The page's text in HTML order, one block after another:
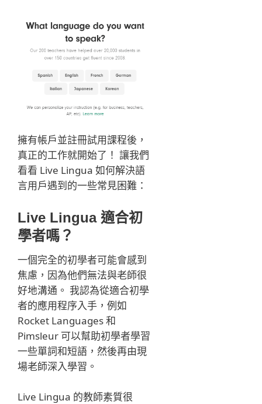
擁有帳戶並註冊試用課程後，
真正的工作就開始了！ 讓我們
看看 Live Lingua 如何解決語
言用戶遇到的一些常見困難：
Live Lingua 適合初
學者嗎？
一個完全的初學者可能會感到
焦慮，因為他們無法與老師很
好地溝通。 我認為從適合初學
者的應用程序入手，例如
Rocket Languages 和
Pimsleur 可以幫助初學者學習
一些單詞和短語，然後再由現
場老師深入學習。
Live Lingua 的教師素質很